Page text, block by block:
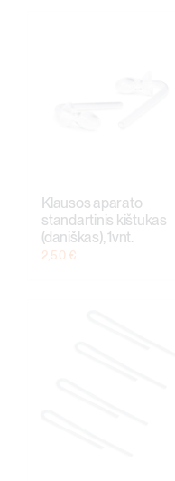
Klausos aparato
standartinis kištukas
(daniškas), 1vnt.
2,50 €